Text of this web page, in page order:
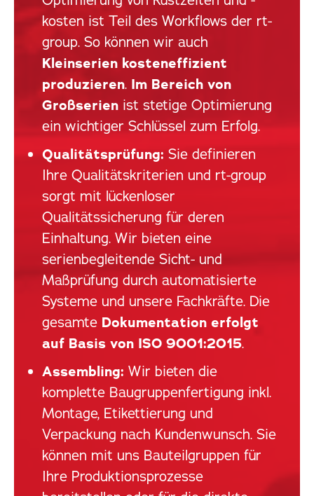
kosten ist Teil des Workflows der rt-
group. So können wir auch
Kleinserien kosteneffizient
produzieren. Im Bereich von
Großserien ist stetige Optimierung
ein wichtiger Schlüssel zum Erfolg.
Qualitätsprüfung: Sie definieren
Ihre Qualitätskriterien und rt-group
sorgt mit lückenloser
Qualitätssicherung für deren
Einhaltung. Wir bieten eine
serienbegleitende Sicht- und
Maßprüfung durch automatisierte
Systeme und unsere Fachkräfte. Die
gesamte Dokumentation erfolgt
auf Basis von ISO 9001:2015.
Assembling: Wir bieten die
komplette Baugruppenfertigung inkl.
Montage, Etikettierung und
Verpackung nach Kundenwunsch. Sie
können mit uns Bauteilgruppen für
Ihre Produktionsprozesse